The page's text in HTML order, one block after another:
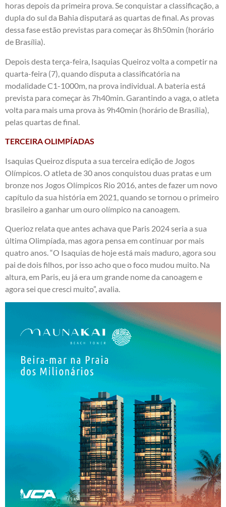
horas depois da primeira prova. Se conquistar a classificação, a
dupla do sul da Bahia disputará as quartas de final. As provas
dessa fase estão previstas para começar às 8h50min (horário
de Brasília).
Depois desta terça-feira, Isaquias Queiroz volta a competir na
quarta-feira (7), quando disputa a classificatória na
modalidade C1-1000m, na prova individual. A bateria está
prevista para começar às 7h40min. Garantindo a vaga, o atleta
volta para mais uma prova às 9h40min (horário de Brasília),
pelas quartas de final.
TERCEIRA OLIMPÍADAS
Isaquias Queiroz disputa a sua terceira edição de Jogos
Olímpicos. O atleta de 30 anos conquistou duas pratas e um
bronze nos Jogos Olímpicos Rio 2016, antes de fazer um novo
capítulo da sua história em 2021, quando se tornou o primeiro
brasileiro a ganhar um ouro olímpico na canoagem.
Querioz relata que antes achava que Paris 2024 seria a sua
última Olimpíada, mas agora pensa em continuar por mais
quatro anos. “O Isaquias de hoje está mais maduro, agora sou
pai de dois filhos, por isso acho que o foco mudou muito. Na
altura, em Paris, eu já era um grande nome da canoagem e
agora sei que cresci muito”, avalia.